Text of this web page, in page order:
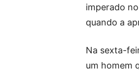
imperado
quando a
Na sexta-
um homem